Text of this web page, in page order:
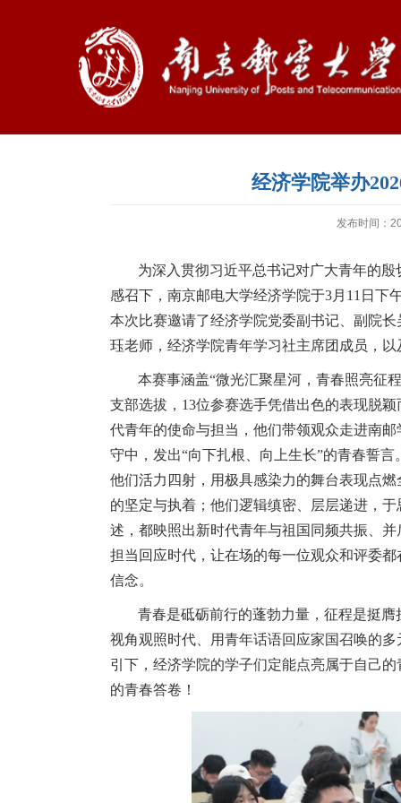
经济学院举办
发布时间：
为深入贯彻习近平总书记对广大青年的
感召下，南京邮电大学经济学院于3月 11 日下
本次比赛邀请了经济学院党委副书记、副院
珏老师，经济学院青年学习社主席团成员，
本赛事涵盖“微光汇聚星河，青春照亮征
支部选拔， 13位参赛选手凭借出色的表现脱
代青年的使命与担当，他们带领观众走进南
守中，发出“向下扎根、向上生长”的青春誓
他们活力四射，用极具感染力的舞台表现点
的坚定与执着；他们逻辑缜密、层层递进，
述，都映照出新时代青年与祖国同频共振、
担当回应时代，让在场的每一位观众和评委
信念。
青春是砥砺前行的蓬勃力量，征程是挺
视角观照时代、用青年话语回应家国召唤的
引下，经济学院的学子们定能点亮属于自己
的青春答卷！